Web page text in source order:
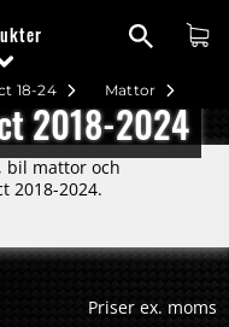
Mattor
18-24
2018-2024
bil mattor och
2018-2024.
Priser ex. moms